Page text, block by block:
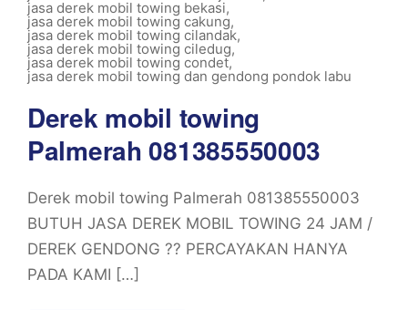
jasa derek mobil towing bekasi,
jasa derek mobil towing cakung,
jasa derek mobil towing cilandak,
jasa derek mobil towing ciledug,
jasa derek mobil towing condet,
jasa derek mobil towing dan gendong pondok labu
Derek mobil towing
Palmerah 081385550003
Derek mobil towing Palmerah 081385550003
BUTUH JASA DEREK MOBIL TOWING 24 JAM /
DEREK GENDONG ?? PERCAYAKAN HANYA
PADA KAMI […]